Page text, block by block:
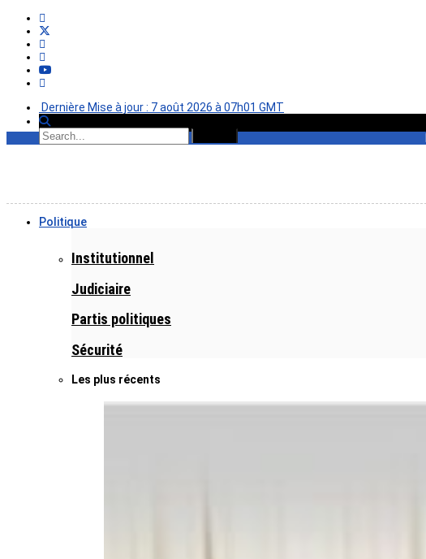
Dernière Mise à jour : 7 août 2026 à 07h01 GMT
Politique
Institutionnel
Judiciaire
Partis politiques
Sécurité
Les plus récents